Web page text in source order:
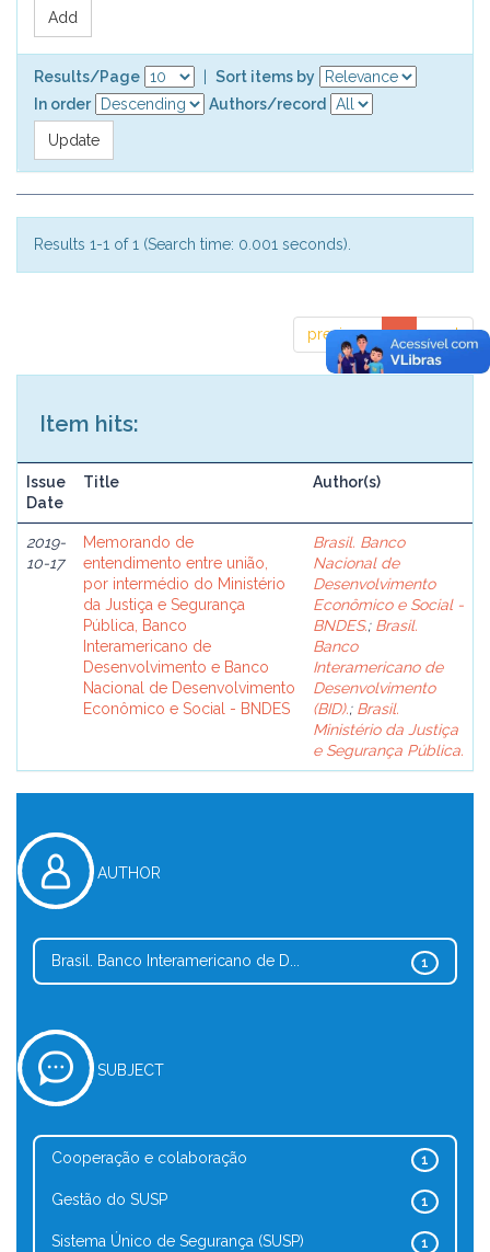
Results/Page
Sort items by
In order
Authors/record
Results 1-1 of 1 (Search time: 0.001 seconds).
previous 1 next
Item hits:
Issue
Date
Title Author(s)
2019-
10-17
Memorando de
entendimento entre união,
por intermédio do Ministério
da Justiça e Segurança
Pública, Banco
Interamericano de
Desenvolvimento e Banco
Nacional de Desenvolvimento
Econômico e Social - BNDES
Brasil. Banco
Nacional de
Desenvolvimento
Econômico e Social -
BNDES.; Brasil.
Banco
Interamericano de
Desenvolvimento
(BID).; Brasil.
Ministério da Justiça
e Segurança Pública.
AUTHOR
1
Brasil. Banco Interamericano de D...
SUBJECT
1
Cooperação e colaboração
1
Gestão do SUSP
1
Sistema Único de Segurança (SUSP)